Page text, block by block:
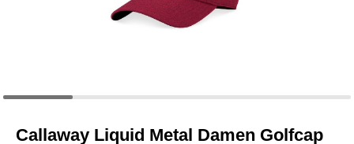
Callaway Liquid Metal Damen Golfcap